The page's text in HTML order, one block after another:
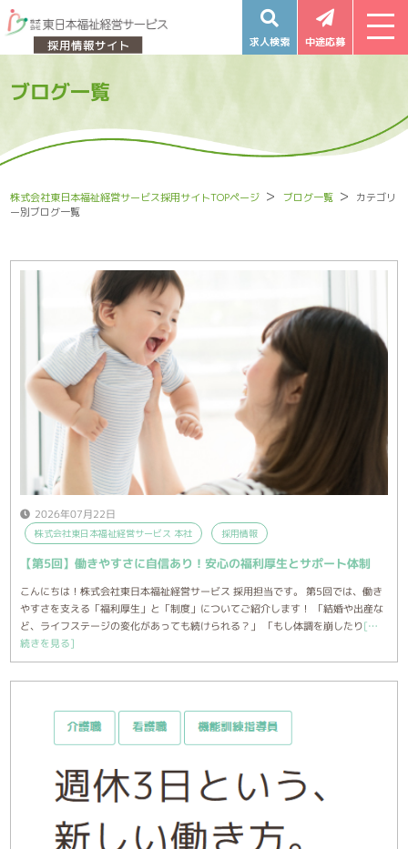
求人検索 中途応募
ブログ一覧
株式会社東日本福祉経営サービス採用サイトTOPページ ブログ一覧
カテゴリ
ー別ブログ一覧
2026年07月22日
株式会社東日本福祉経営サービス 本社 採用情報
【第5回】働きやすさに自信あり！安心の福利厚生とサポート体制
こんにちは！株式会社東日本福祉経営サービス 採用担当です。 第5回では、働き
やすさを支える「福利厚生」と「制度」についてご紹介します！ 「結婚や出産な
ど、ライフステージの変化があっても続けられる？」 「もし体調を崩したり[…
続きを見る]